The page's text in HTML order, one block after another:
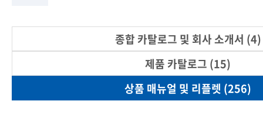
종합 카탈로그 및 회사 소개서 (4)
제품 카탈로그 (15)
상품 매뉴얼 및 리플렛 (256)